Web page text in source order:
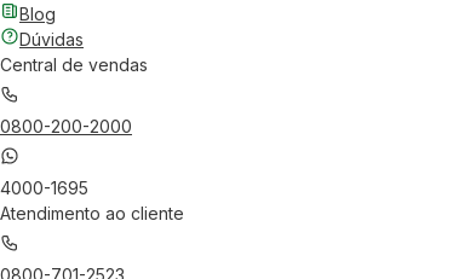
Blog
Dúvidas
Central de vendas
0800-200-2000
4000-1695
Atendimento ao cliente
0800-701-2523